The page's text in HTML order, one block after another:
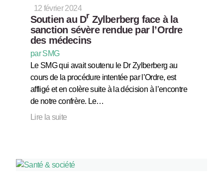
12 février 2024
Soutien au Dr Zylberberg face à la
sanction sévère rendue par l’Ordre
des médecins
par SMG
Le SMG qui avait soutenu le Dr Zylberberg au
cours de la procédure intentée par l’Ordre, est
affligé et en colère suite à la décision à l’encontre
de notre confrère. Le…
Lire la suite